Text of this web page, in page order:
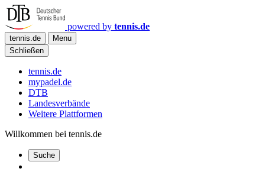
powered by tennis.de
tennis.de
Menu
Schließen
tennis.de
mypadel.de
DTB
Landesverbände
Weitere Plattformen
Willkommen bei tennis.de
Suche